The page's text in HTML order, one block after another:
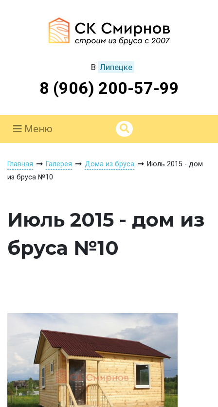
В Липецке
8 (906) 200-57-99
Меню
Главная Галерея Дома из бруса
Июль 2015 - дом
из бруса №10
Июль 2015 - дом из
бруса №10